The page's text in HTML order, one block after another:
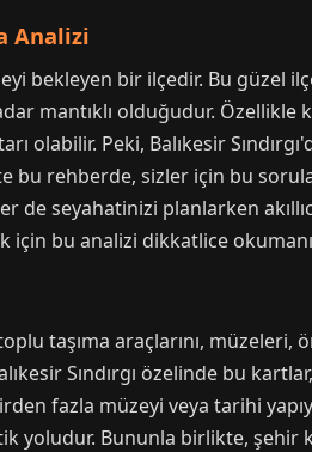
Analizi
bekleyen bir ilçedir. Bu güzel
mantıklı olduğudur.
Peki, Balıkesir
rehberde, sizler için bu
de seyahatinizi planlarken
için bu analizi dikkatlice
taşıma araçlarını, müzeleri,
Sındırgı özelinde bu
fazla müzeyi veya tarihi
yoludur. Bununla birlikte, şehir